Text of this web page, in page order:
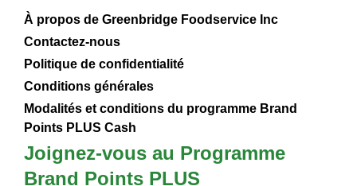
À propos de Greenbridge Foodservice Inc
Contactez-nous
Politique de confidentialité
Conditions générales
Modalités et conditions du programme Brand
Points PLUS Cash
Joignez-vous au Programme
Brand Points PLUS